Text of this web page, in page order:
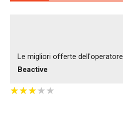
Le migliori offerte dell'operatore
Beactive
★★★★★
★★★★★